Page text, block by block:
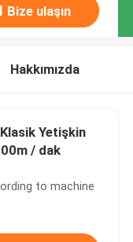
Bize ulaşın
Hakkımızda
Klasik Yetişkin
/ dak
to machine